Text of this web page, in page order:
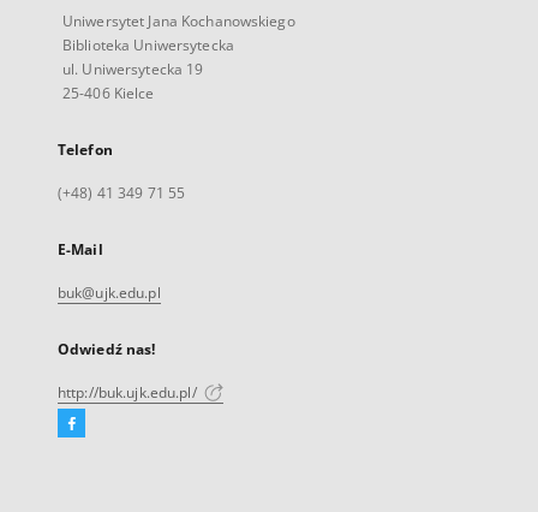
Uniwersytet Jana Kochanowskiego
Biblioteka Uniwersytecka
ul. Uniwersytecka 19
25-406 Kielce
Telefon
(+48) 41 349 71 55
E-Mail
buk@ujk.edu.pl
Odwiedź nas!
http://buk.ujk.edu.pl/
Facebook